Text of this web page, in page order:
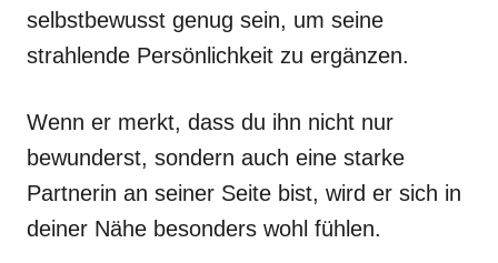
selbstbewusst genug sein, um seine
strahlende Persönlichkeit zu ergänzen.
Wenn er merkt, dass du ihn nicht nur
bewunderst, sondern auch eine starke
Partnerin an seiner Seite bist, wird er sich in
deiner Nähe besonders wohl fühlen.